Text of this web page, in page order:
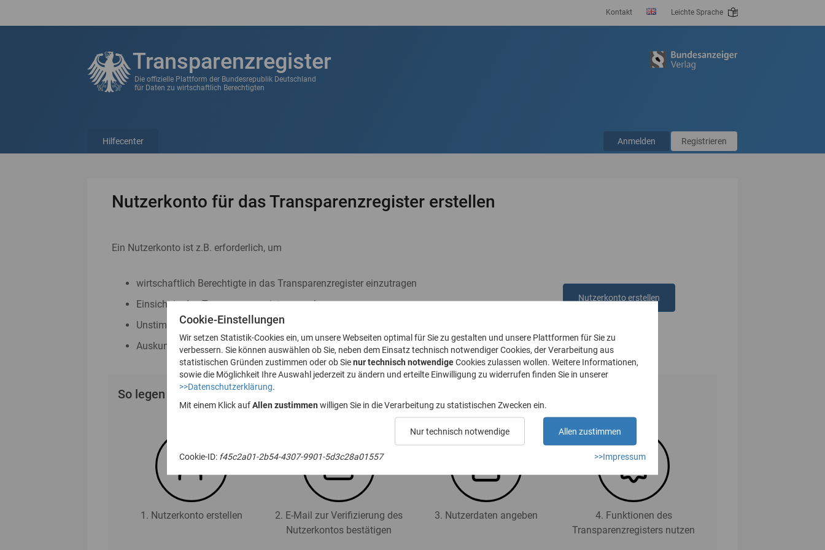
Kontakt Leichte Sprache
Transparenzregister
Die offizielle Plattform der Bundesrepublik Deutschland
für Daten zu wirtschaftlich Berechtigten
Anmelden Registrieren
Hilfecenter
Nutzerkonto für das Transparenzregister erstellen
Ein Nutzerkonto ist z.B. erforderlich, um
wirtschaftlich Berechtigte in das Transparenzregister einzutragen
Einsicht in das Transparenzregister zu nehmen
Unstimmigkeitsmeldungen nach § 23a GwG abzugeben
Auskunftsanträge nach § 23 Abs. 8 GwG zu stellen
Nutzerkonto erstellen
oderanmelden
So legen Sie Ihr Nutzerkonto für das Transparenzregister an (Registrierung):
1. Nutzerkonto erstellen
2. E-Mail zur Verifizierung des
Nutzerkontos bestätigen
3. Nutzerdaten angeben
4. Funktionen des
Transparenzregisters nutzen
Cookie-Einstellungen
Wir setzen Statistik-Cookies ein, um unsere Webseiten optimal für Sie zu gestalten und unsere Plattformen für Sie zu
verbessern. Sie können auswählen ob Sie, neben dem Einsatz technisch notwendiger Cookies, der Verarbeitung aus
statistischen Gründen zustimmen oder ob Sienur technisch notwendigeCookies zulassen wollen. Weitere Informationen,
sowie die Möglichkeit Ihre Auswahl jederzeit zu ändern und erteilte Einwilligung zu widerrufen finden Sie in unserer
>>Datenschutzerklärung
Mit einem Klick auf Allen zustimmen willigen Sie in die Verarbeitung zu statistischen Zwecken ein.
Nur technisch notwendige Allen zustimmen
Cookie-ID: f45c2a01-2b54-4307-9901-5d3c28a01557 >>Impressum